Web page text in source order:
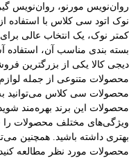
روان‌نویس مورنو، روان‌نویس
نوک اتود سی کلاس با استفاده
کمتر نوک، یک انتخاب عالی
بسته بندی مناسب آن، استفاده
دیجی کالا یکی از بزرگترین
محصولات متنوعی از جمله
محصولات سی کلاس می‌توانید به
محصولات این برند بهره‌مند
ویژگی‌های مختلف محصولات را
بهتری داشته باشید. همچنین
محصولات مورد نظر مطالعه کنید